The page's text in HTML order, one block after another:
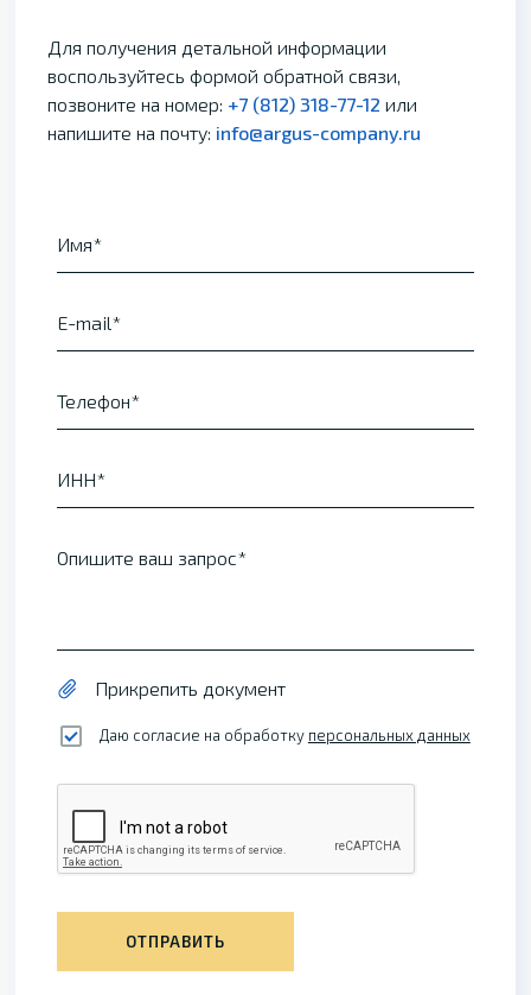
Для получения детальной информации
воспользуйтесь формой обратной связи,
позвоните на номер: +7 (812) 318-77-12 или
напишите на почту: info@argus-company.ru
Имя
E-mail
Телефон
ИНН
Опишите ваш запрос
Прикрепить документ
Даю согласие на обработку персональных данных
ОТПРАВИТЬ